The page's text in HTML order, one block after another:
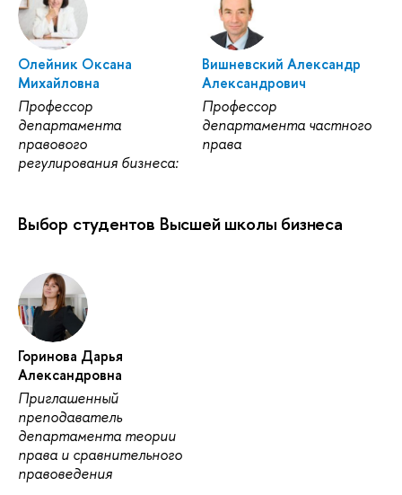
Олейник Оксана
Михайловна
Профессор
департамента
правового
регулирования бизнеса:
Вишневский Александр
Александрович
Профессор
департамента частного
права
Выбор студентов Высшей школы бизнеса
Горинова Дарья
Александровна
Приглашенный
преподаватель
департамента теории
права и сравнительного
правоведения